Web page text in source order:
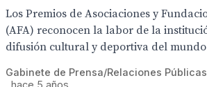
Los Premios de Asociaciones y
(AFA) reconocen la labor de la
difusión cultural y deportiva del mundo
Gabinete de Prensa/Relaciones
hace 5 años